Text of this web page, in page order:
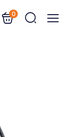
0